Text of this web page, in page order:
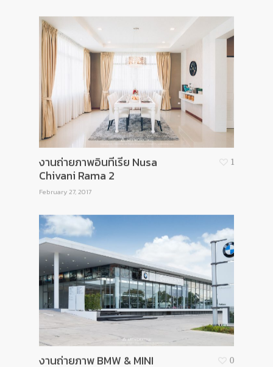
งานถ่ายภาพอินทีเรีย Nusa
Chivani Rama 2
February 27, 2017
1
งานถ่ายภาพ BMW & MINI
0